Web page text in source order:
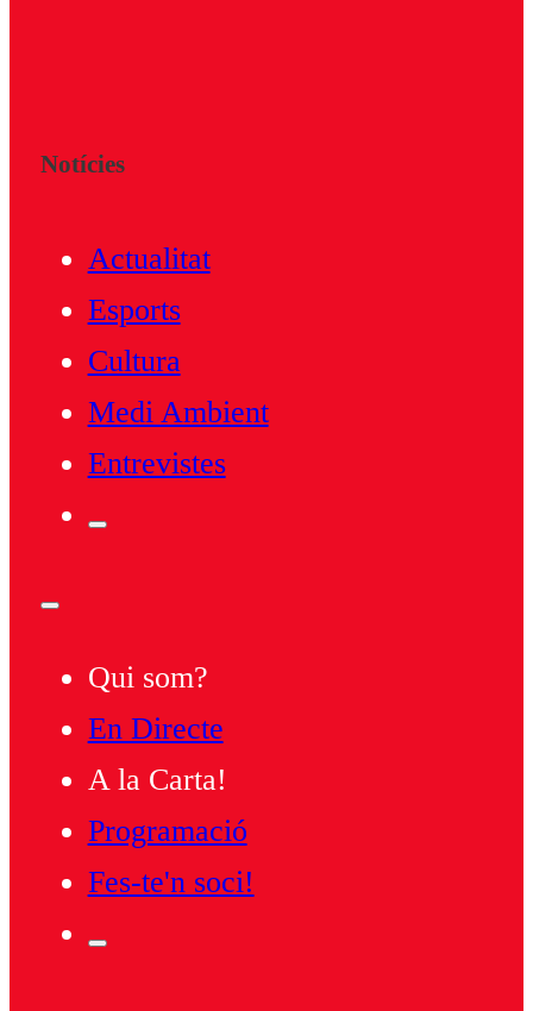
Notícies
Actualitat
Esports
Cultura
Medi Ambient
Entrevistes
Qui som?
En Directe
A la Carta!
Programació
Fes-te'n soci!